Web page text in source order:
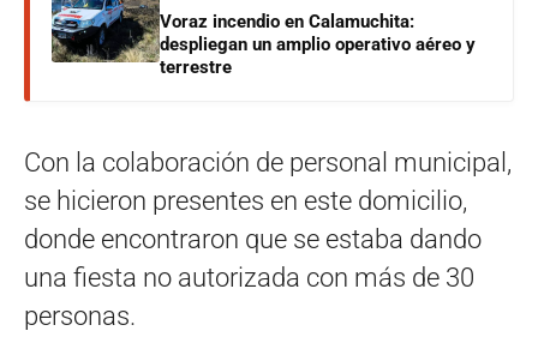
Voraz incendio en Calamuchita:
despliegan un amplio operativo aéreo y
terrestre
Con la colaboración de personal municipal,
se hicieron presentes en este domicilio,
donde encontraron que se estaba dando
una fiesta no autorizada con más de 30
personas.